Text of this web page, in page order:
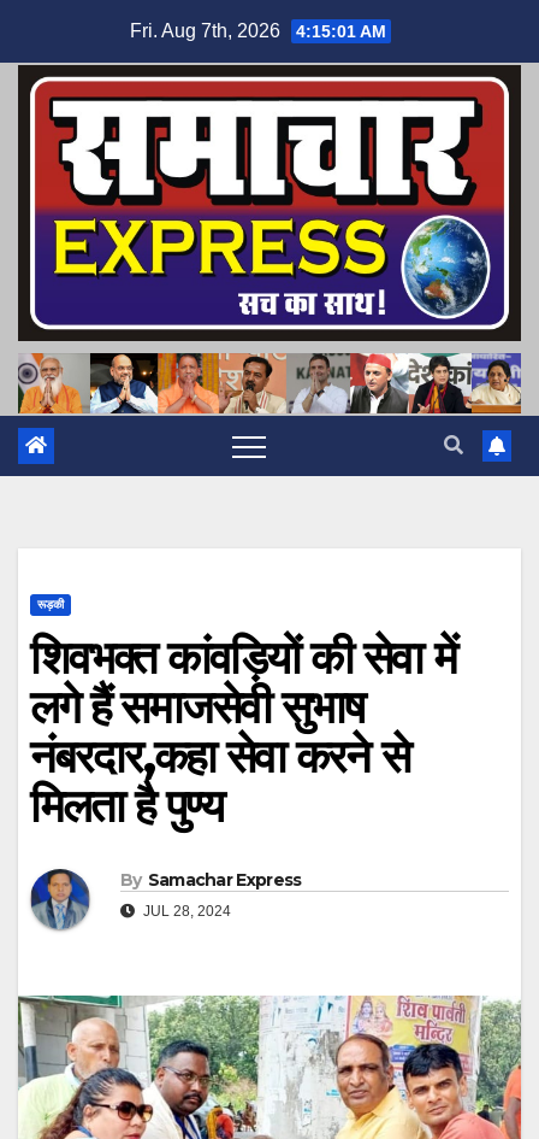
content
Fri. Aug 7th, 2026 4:15:02 AM
रूड़की
शिवभक्त कांवड़ियों की सेवा में
लगे हैं समाजसेवी सुभाष
नंबरदार,कहा सेवा करने से
मिलता है पुण्य
By Samachar Express
JUL 28, 2024